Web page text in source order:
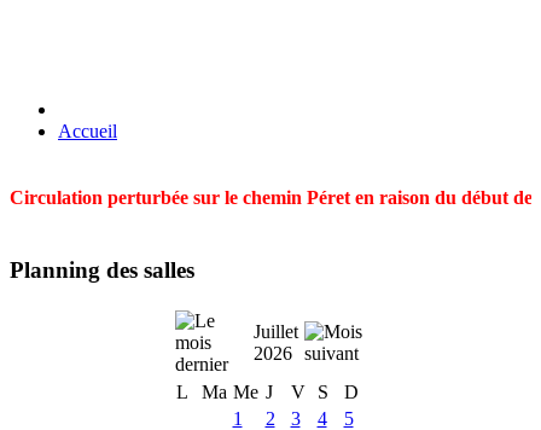
Accueil
Circulation perturbée sur le chemin Péret en raison du début
Planning des salles
Juillet
2026
L
Ma Me J V S
D
1
2 3 4
5